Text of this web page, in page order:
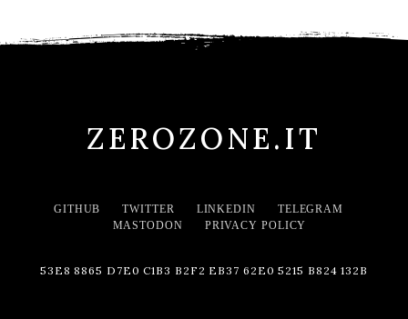
ZEROZONE.IT
GITHUB TWITTER LINKEDIN
TELEGRAM
MASTODON
PRIVACY POLICY
53E8 8865 D7E0 C1B3 B2F2 EB37 62E0 5215 B824 132B